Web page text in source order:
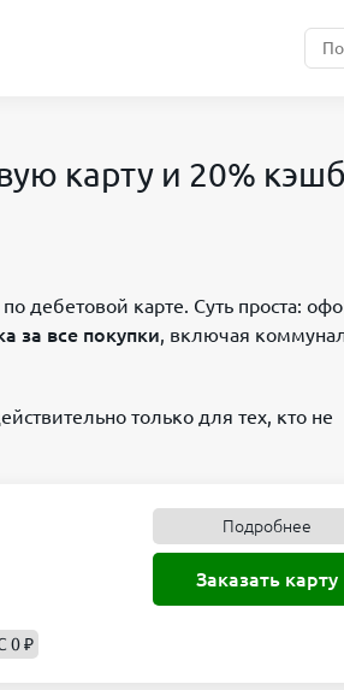
карту и 20%
дебетовой карте. Суть проста:
за все покупки, включая
только для тех, кто не
0 ₽
Подробнее
Заказать карту